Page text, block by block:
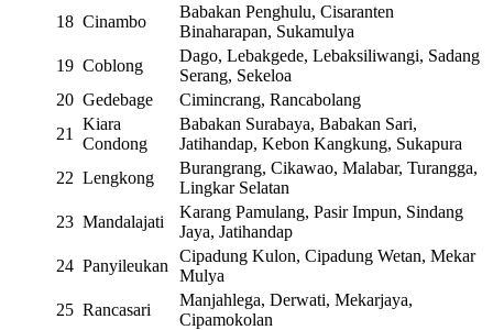
18 Cinambo
Babakan Penghulu, Cisaranten
Binaharapan, Sukamulya
19 Coblong
Dago, Lebakgede, Lebaksiliwangi, Sadang
Serang, Sekeloa
20 Gedebage
Cimincrang, Rancabolang
21
Kiara
Condong
Babakan Surabaya, Babakan Sari,
Jatihandap, Kebon Kangkung, Sukapura
22 Lengkong
Burangrang, Cikawao, Malabar, Turangga,
Lingkar Selatan
23 Mandalajati
Karang Pamulang, Pasir Impun, Sindang
Jaya, Jatihandap
24 Panyileukan
Cipadung Kulon, Cipadung Wetan, Mekar
Mulya
25 Rancasari
Manjahlega, Derwati, Mekarjaya,
Cipamokolan